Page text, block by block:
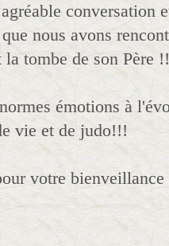
conversation
nous avons
la tombe de son Père
émotions à
vie et de judo!!!
votre bienveillance